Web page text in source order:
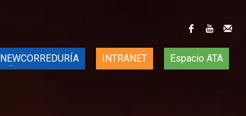
NEWCORREDURÍA INTRANET Espacio ATA